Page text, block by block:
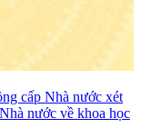
cấp Nhà nước xét
nước về khoa học